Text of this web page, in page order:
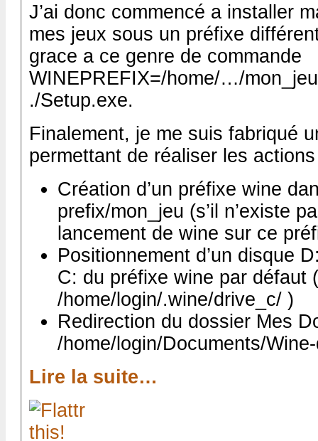
J’ai donc commencé a installer
mes jeux sous un préfixe
grace a ce genre de commande
WINEPREFIX=/home/…/
./Setup.exe.
Finalement, je me suis fabriqué
permettant de réaliser les
Création d’un préfixe wine
prefix/mon_jeu (s’il n’existe
lancement de wine sur ce
Positionnement d’un disque
C: du préfixe wine par défaut (
/home/login/.wine/drive_c/ )
Redirection du dossier Mes
/home/login/Documents/
Lire la suite…